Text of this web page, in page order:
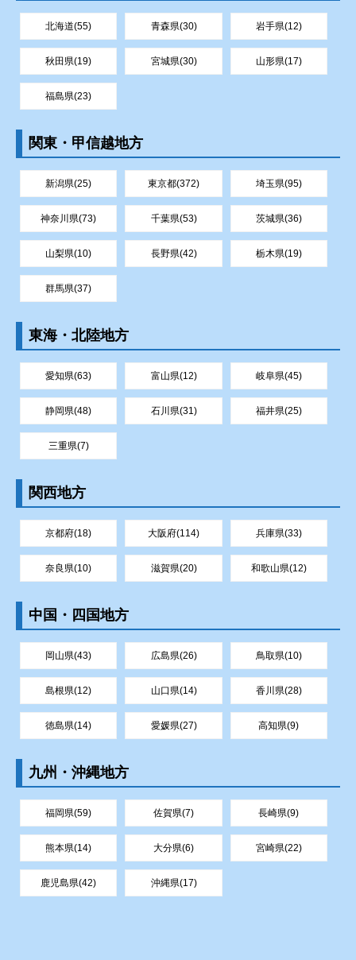
北海道(55) 青森県(30) 岩手県(12)
秋田県(19) 宮城県(30) 山形県(17)
福島県(23)
関東・甲信越地方
新潟県(25) 東京都(372) 埼玉県(95)
神奈川県(73) 千葉県(53) 茨城県(36)
山梨県(10) 長野県(42) 栃木県(19)
群馬県(37)
東海・北陸地方
愛知県(63) 富山県(12) 岐阜県(45)
静岡県(48) 石川県(31) 福井県(25)
三重県(7)
関西地方
京都府(18) 大阪府(114) 兵庫県(33)
奈良県(10) 滋賀県(20) 和歌山県(12)
中国・四国地方
岡山県(43) 広島県(26) 鳥取県(10)
島根県(12) 山口県(14) 香川県(28)
徳島県(14) 愛媛県(27) 高知県(9)
九州・沖縄地方
福岡県(59) 佐賀県(7) 長崎県(9)
熊本県(14) 大分県(6) 宮崎県(22)
鹿児島県(42) 沖縄県(17)